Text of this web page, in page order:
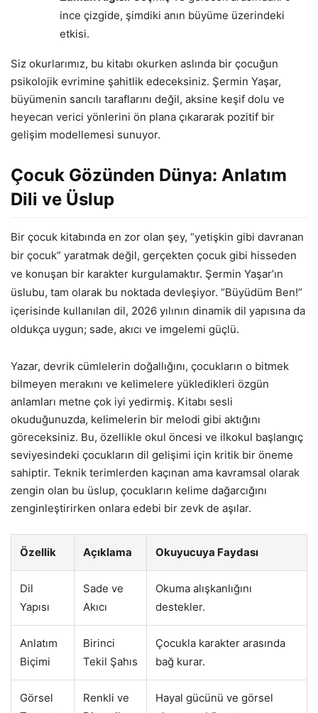
ince çizgide, şimdiki anın büyüme üzerindeki
etkisi.
Siz okurlarımız, bu kitabı okurken aslında bir çocuğun
psikolojik evrimine şahitlik edeceksiniz. Şermin Yaşar,
büyümenin sancılı taraflarını değil, aksine keşif dolu ve
heyecan verici yönlerini ön plana çıkararak pozitif bir
gelişim modellemesi sunuyor.
Çocuk Gözünden Dünya: Anlatım
Dili ve Üslup
Bir çocuk kitabında en zor olan şey, “yetişkin gibi davranan
bir çocuk” yaratmak değil, gerçekten çocuk gibi hisseden
ve konuşan bir karakter kurgulamaktır. Şermin Yaşar’ın
üslubu, tam olarak bu noktada devleşiyor. “Büyüdüm Ben!”
içerisinde kullanılan dil, 2026 yılının dinamik dil yapısına da
oldukça uygun; sade, akıcı ve imgelemi güçlü.
Yazar, devrik cümlelerin doğallığını, çocukların o bitmek
bilmeyen merakını ve kelimelere yükledikleri özgün
anlamları metne çok iyi yedirmiş. Kitabı sesli
okuduğunuzda, kelimelerin bir melodi gibi aktığını
göreceksiniz. Bu, özellikle okul öncesi ve ilkokul başlangıç
seviyesindeki çocukların dil gelişimi için kritik bir öneme
sahiptir. Teknik terimlerden kaçınan ama kavramsal olarak
zengin olan bu üslup, çocukların kelime dağarcığını
zenginleştirirken onlara edebi bir zevk de aşılar.
Özellik Açıklama Okuyucuya Faydası
Dil
Yapısı
Sade ve
Akıcı
Okuma alışkanlığını
destekler.
Anlatım
Biçimi
Birinci
Tekil Şahıs
Çocukla karakter arasında
bağ kurar.
Görsel
Renkli ve
Hayal gücünü ve görsel